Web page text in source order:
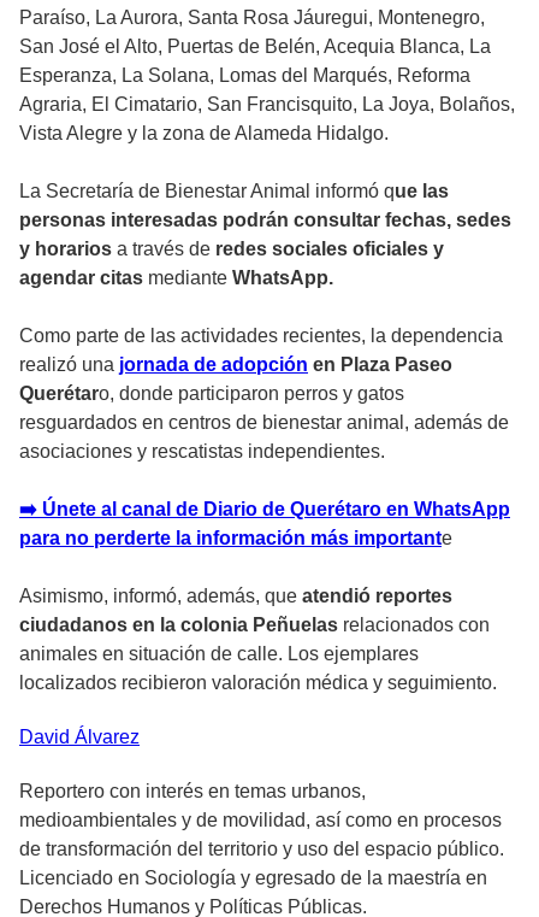
Paraíso, La Aurora, Santa Rosa Jáuregui, Montenegro,
San José el Alto, Puertas de Belén, Acequia Blanca, La
Esperanza, La Solana, Lomas del Marqués, Reforma
Agraria, El Cimatario, San Francisquito, La Joya, Bolaños,
Vista Alegre y la zona de Alameda Hidalgo.
La Secretaría de Bienestar Animal informó que las
personas interesadas podrán consultar fechas, sedes
y horarios a través de redes sociales oficiales y
agendar citas mediante WhatsApp.
Como parte de las actividades recientes, la dependencia
realizó una jornada de adopción en Plaza Paseo
Querétaro, donde participaron perros y gatos
resguardados en centros de bienestar animal, además de
asociaciones y rescatistas independientes.
➡️ Únete al canal de Diario de Querétaro en WhatsApp
para no perderte la información más importante
Asimismo, informó, además, que atendió reportes
ciudadanos en la colonia Peñuelas relacionados con
animales en situación de calle. Los ejemplares
localizados recibieron valoración médica y seguimiento.
David Álvarez
Reportero con interés en temas urbanos,
medioambientales y de movilidad, así como en procesos
de transformación del territorio y uso del espacio público.
Licenciado en Sociología y egresado de la maestría en
Derechos Humanos y Políticas Públicas.